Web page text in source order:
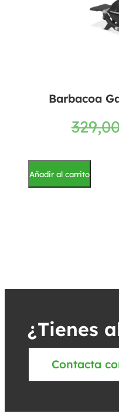
Barbacoa
Añadir al carrito
¿Tienes
Contacta